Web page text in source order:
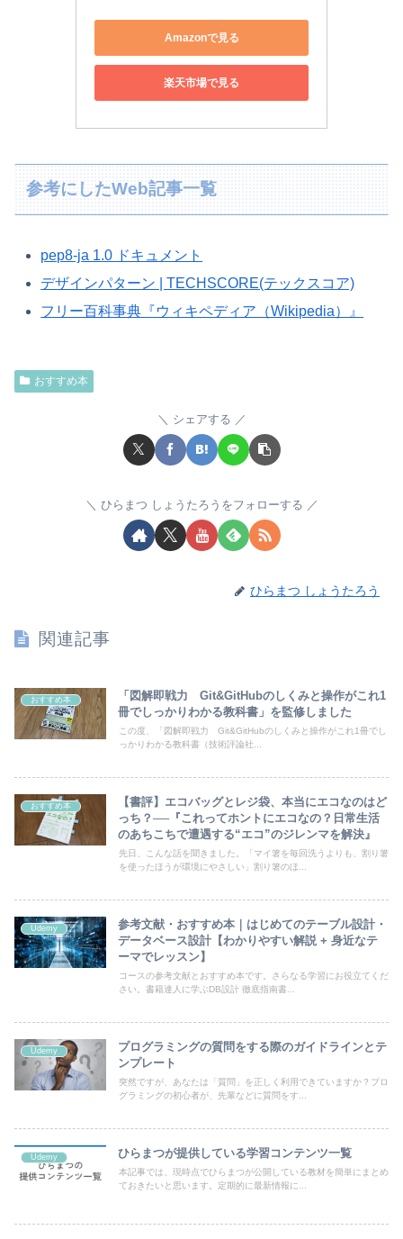
Amazonで見る
楽天市場で見る
参考にしたWeb記事一覧
pep8-ja 1.0 ドキュメント
デザインパターン | TECHSCORE(テックスコア)
フリー百科事典『ウィキペディア（Wikipedia）』
おすすめ本
シェアする
ひらまつ しょうたろうをフォローする
ひらまつ しょうたろう
関連記事
おすすめ本
「図解即戦力 Git&GitHubのしくみと操作がこれ1
冊でしっかりわかる教科書」を監修しました
この度、「図解即戦力 Git&GitHubのしくみと操作がこれ1冊でし
っかりわかる教科書（技術評論社...
おすすめ本
【書評】エコバッグとレジ袋、本当にエコなのはど
っち？──『これってホントにエコなの？日常生活
のあちこちで遭遇する“エコ”のジレンマを解決』
先日、こんな話を聞きました。「マイ箸を毎回洗うよりも、割り箸
を使ったほうが環境にやさしい」割り箸のほ...
Udemy
参考文献・おすすめ本｜はじめてのテーブル設計・
データベース設計【わかりやすい解説 + 身近なテ
ーマでレッスン】
コースの参考文献とおすすめ本です。さらなる学習にお役立てくだ
さい。書籍達人に学ぶDB設計 徹底指南書...
Udemy
プログラミングの質問をする際のガイドラインとテ
ンプレート
突然ですが、あなたは「質問」を正しく利用できていますか？プロ
グラミングの初心者が、先輩などに質問をす...
Udemy ひらまつが提供している学習コンテンツ一覧
本記事では、現時点でひらまつが公開している教材を簡単にまとめ
ておきたいと思います。定期的に最新情報に...